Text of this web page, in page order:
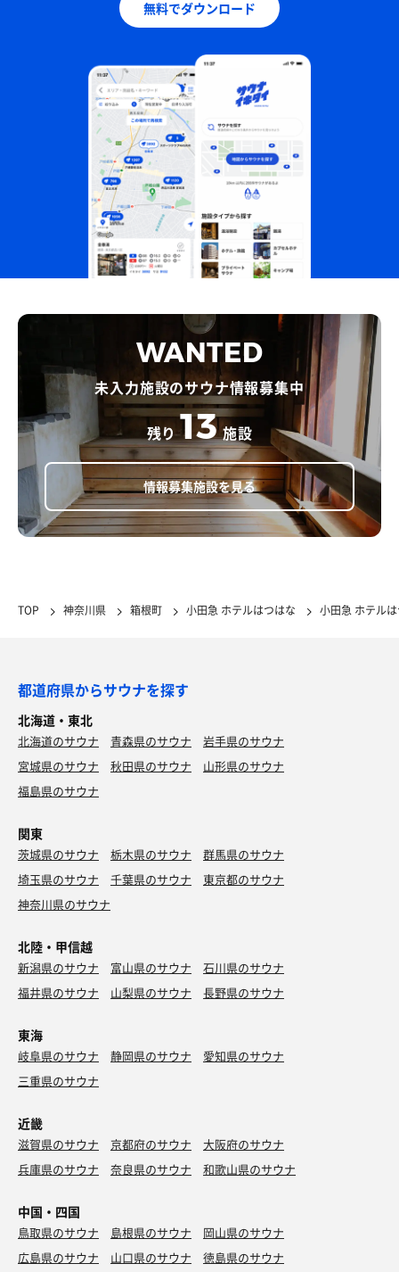
無料でダウンロード
WANTED
未入力施設のサウナ情報募集中
残り 13 施設
情報募集施設を見る
TOP 神奈川県 箱根町 小田急 ホテルはつはな 小田急 ホテル
都道府県からサウナを探す
北海道・東北
北海道のサウナ 青森県のサウナ
岩手県のサウナ
宮城県のサウナ
秋田県のサウナ
山形県のサウナ
福島県のサウナ
関東
茨城県のサウナ 栃木県のサウナ
群馬県のサウナ
埼玉県のサウナ
千葉県のサウナ
東京都のサウナ
神奈川県のサウナ
北陸・甲信越
新潟県のサウナ 富山県のサウナ
石川県のサウナ
福井県のサウナ
山梨県のサウナ 長野県のサウナ
東海
岐阜県のサウナ 静岡県のサウナ
愛知県のサウナ
三重県のサウナ
近畿
滋賀県のサウナ 京都府のサウナ
大阪府のサウナ
兵庫県のサウナ
奈良県のサウナ 和歌山県のサウナ
中国・四国
鳥取県のサウナ 島根県のサウナ
岡山県のサウナ
広島県のサウナ
山口県のサウナ
徳島県のサウナ